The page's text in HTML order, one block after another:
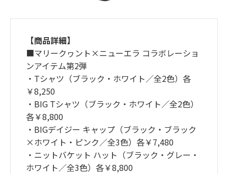
【商品詳細】
■マリークヮント×ニューエラ コラボレーショ
ンアイテム第2弾
・Tシャツ（ブラック・ホワイト／全2色）各
￥8,250
・BIG Tシャツ（ブラック・ホワイト／全2色）
各￥8,800
・BIGデイジー キャップ（ブラック・ブラック
×ホワイト・ピンク／全3色）各￥7,480
・ニットバケット ハット（ブラック・グレー・
ホワイト／全3色）各￥8,800